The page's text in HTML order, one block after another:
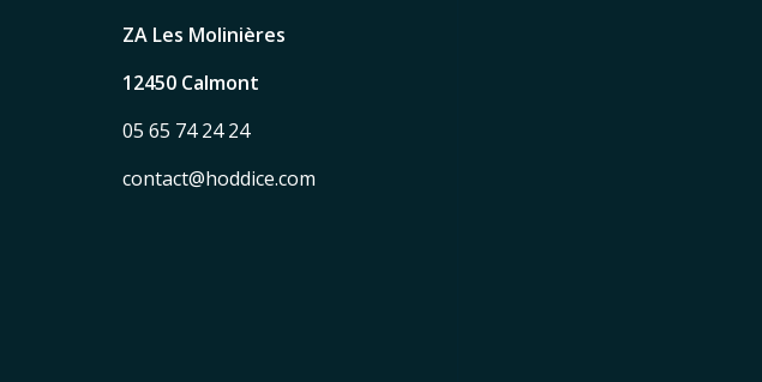
ZA Les Molinières
12450 Calmont
05 65 74 24 24
contact@hoddice.com